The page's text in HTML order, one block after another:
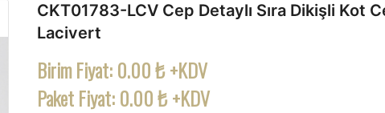
CKT01783-LCV Cep Detaylı Sıra Dikişli Kot
Lacivert
Birim Fiyat:0.00 ₺ +KDV
Paket Fiyat:0.00 ₺ +KDV